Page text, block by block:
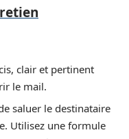
clair et pertinent
le mail.
saluer le destinataire
Utilisez une formule